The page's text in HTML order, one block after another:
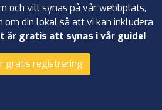
och vill synas på vår webbplats,
om din lokal så att vi kan inkludera
är gratis att synas i vår guide!
gratis registrering